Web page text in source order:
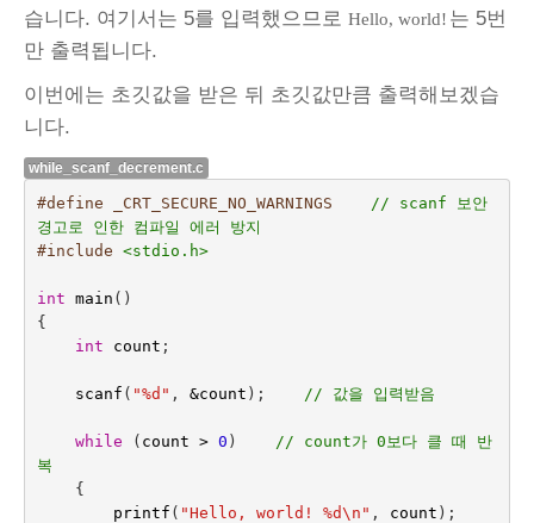
습니다. 여기서는 5를 입력했으므로 Hello, world! 는 5번
만 출력됩니다.
이번에는 초깃값을 받은 뒤 초깃값만큼 출력해보겠습
니다.
while_scanf_decrement.c
#define _CRT_SECURE_NO_WARNINGS
// scanf 보안
경고로 인한 컴파일 에러 방지
#include <stdio.h>
int main ()
{
int
count ;
scanf ( "%d" , &count ); // 값을 입력받음
while ( count > 0 )
// count가 0보다 클 때 반
복
{
printf ( "Hello, world! %d\n " , count );